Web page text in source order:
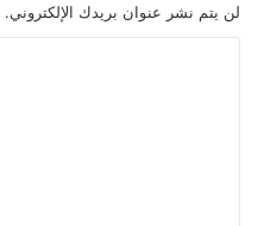
لن يتم نشر عنوان بريدك الإلكتروني.